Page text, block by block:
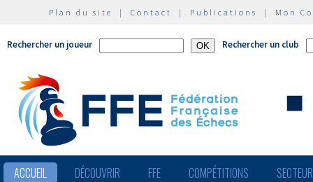
Plan du site | Contact | Publications | Mon
Rechercher un joueur Rechercher un club
ACCUEIL DÉCOUVRIR FFE COMPÉTITIONS